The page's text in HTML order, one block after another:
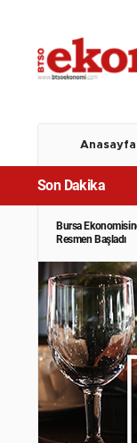
Anasayfa
Son Dakika
Bursa
Resmen Başladı